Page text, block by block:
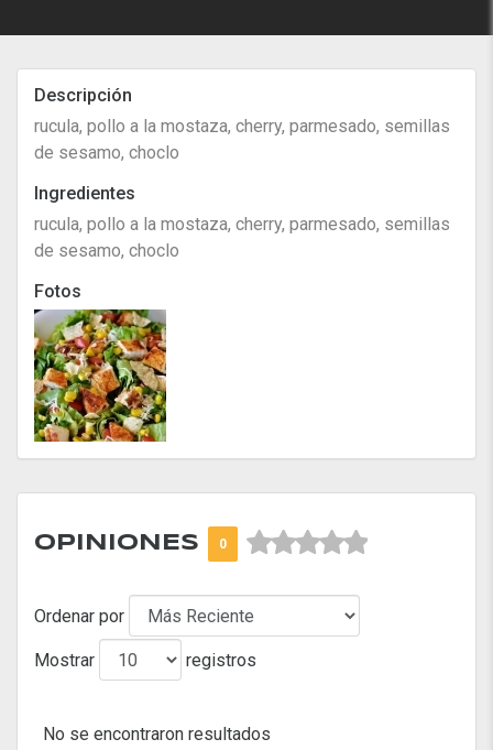
Descripción
rucula, pollo a la mostaza, cherry, parmesado, semillas
de sesamo, choclo
Ingredientes
rucula, pollo a la mostaza, cherry, parmesado, semillas
de sesamo, choclo
Fotos
OPINIONES 0 


Ordenar por
Mostrar registros
No se encontraron resultados